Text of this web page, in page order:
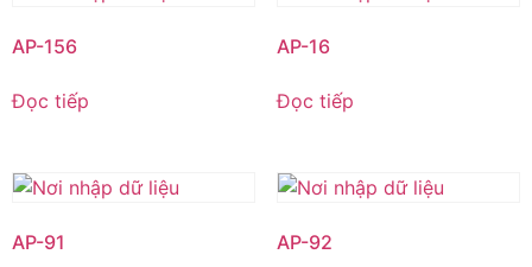
AP-156
Đọc tiếp
AP-16
Đọc tiếp
AP-91 AP-92